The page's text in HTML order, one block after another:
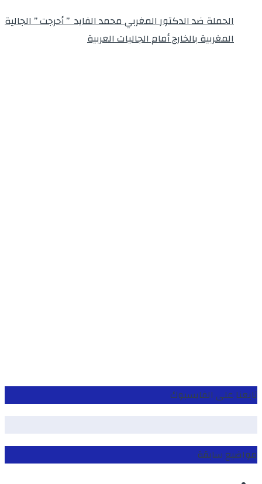
الحملة ضد الدكتور المغربي محمد الفايد ” أحرجت ” الجالية
المغربية بالخارج أمام الجاليات العربية
تابعنا على الفايسبوك
مواضيع سابقة